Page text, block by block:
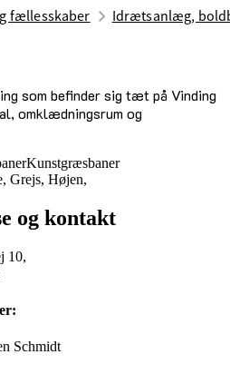
fællesskaber Idrætsanlæg,
som befinder sig tæt på Vinding
omklædningsrum og
Kunstgræsbaner
Grejs, Højen,
og kontakt
10,
Schmidt